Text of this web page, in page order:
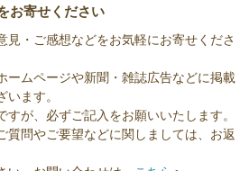
お寄せください
見・ご感想などをお気軽にお寄せくださ
ームページや新聞・雑誌広告などに掲載
ます。
が、必ずご記入をお願いいたします。
問やご要望などに関しましては、お返